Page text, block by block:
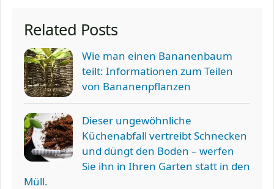
Related Posts
Wie man einen Bananenbaum
teilt: Informationen zum Teilen
von Bananenpflanzen
Dieser ungewöhnliche
Küchenabfall vertreibt Schnecken
und düngt den Boden – werfen
Sie ihn in Ihren Garten statt in den
Müll.